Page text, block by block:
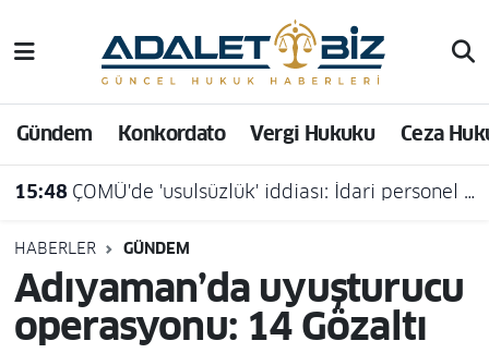
Gündem Konkordato Vergi Hukuku Ceza
15:48 ÇOMÜ'de 'usulsüzlük' iddiası: İdari personel açığa alındı
HABERLER GÜNDEM
Adıyaman’da uyuşturucu
operasyonu: 14 Gözaltı
Hava Durumu
Trafik Durumu
Süper Lig Puan Durumu ve Fikstür
Tüm Manşetler
Son Dakika Haberleri